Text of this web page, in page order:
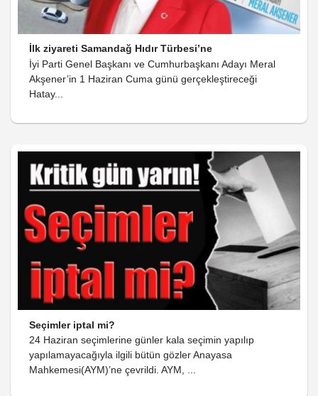
İlk ziyareti Samandağ Hıdır Türbesi’ne
İyi Parti Genel Başkanı ve Cumhurbaşkanı Adayı Meral
Akşener’in 1 Haziran Cuma günü gerçekleştireceği
Hatay...
Seçimler iptal mi?
24 Haziran seçimlerine günler kala seçimin yapılıp
yapılamayacağıyla ilgili bütün gözler Anayasa
Mahkemesi(AYM)’ne çevrildi. AYM, ...